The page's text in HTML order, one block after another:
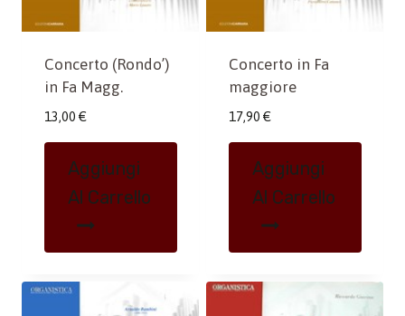
Concerto (Rondo’)
in Fa Magg.
13,00 €
Aggiungi
Al Carrello
Concerto in Fa
maggiore
17,90 €
Aggiungi
Al Carrello